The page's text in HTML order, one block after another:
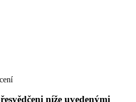
níže uvedenými